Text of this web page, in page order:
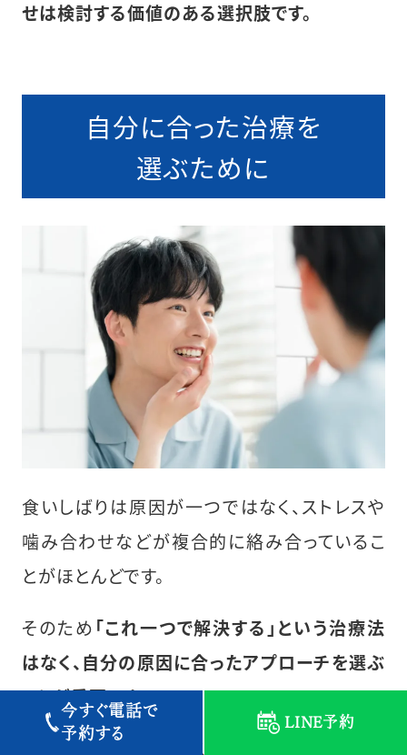
せは検討する価値のある選択肢です。
自分に合った治療を
選ぶために
食いしばりは原因が一つではなく、ストレスや
噛み合わせなどが複合的に絡み合っているこ
とがほとんどです。
そのため 「これ一つで解決する」という治療法
はなく、自分の原因に合ったアプローチを選ぶ
ことが重要です。
症状が軽度であればストレスケアや生活習慣
今すぐ電話で
予約する
LINE予約